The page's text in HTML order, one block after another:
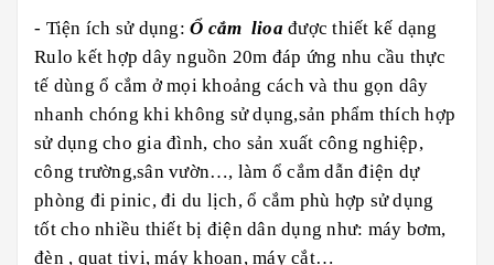
- Tiện ích sử dụng: Ổ cắm lioa được thiết kế dạng
Rulo kết hợp dây nguồn 20m đáp ứng nhu cầu thực
tế dùng ổ cắm ở mọi khoảng cách và thu gọn dây
nhanh chóng khi không sử dụng,sản phẩm thích hợp
sử dụng cho gia đình, cho sản xuất công nghiệp,
công trường,sân vườn…, làm ổ cắm dẫn điện dự
phòng đi pinic, đi du lịch, ổ cắm phù hợp sử dụng
tốt cho nhiều thiết bị điện dân dụng như: máy bơm,
đèn , quạt tivi, máy khoan, máy cắt…